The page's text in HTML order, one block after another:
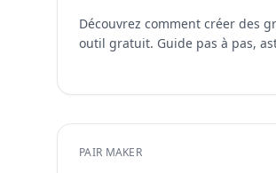
Découvrez comment créer des
outil gratuit. Guide pas à pas,
PAIR MAKER